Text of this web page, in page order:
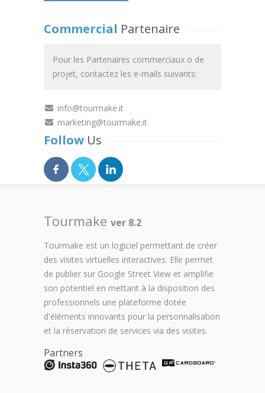
Commercial Partenaire
Pour les Partenaires commerciaux o de
projet, contactez les e-mails suivants:
info@tourmake.it
marketing@tourmake.it
Follow Us
Tourmake ver 8.2
Tourmake est un logiciel permettant de créer
des visites virtuelles interactives. Elle permet
de publier sur Google Street View et amplifie
son potentiel en mettant à la disposition des
professionnels une plateforme dotée
d'éléments innovants pour la personnalisation
et la réservation de services via des visites.
Partners